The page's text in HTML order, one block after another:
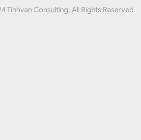
Tinhvan Consulting. All Rights Reserved